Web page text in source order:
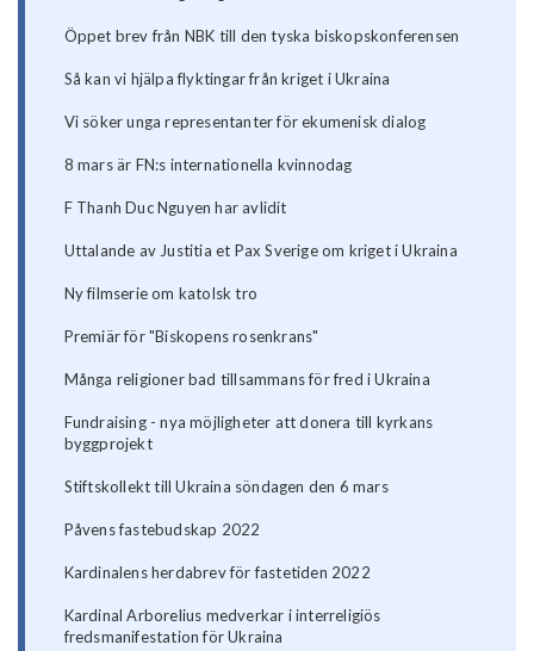
Öppet brev från NBK till den tyska biskopskonferensen
Så kan vi hjälpa flyktingar från kriget i Ukraina
Vi söker unga representanter för ekumenisk dialog
8 mars är FN:s internationella kvinnodag
F Thanh Duc Nguyen har avlidit
Uttalande av Justitia et Pax Sverige om kriget i Ukraina
Ny filmserie om katolsk tro
Premiär för "Biskopens rosenkrans"
Många religioner bad tillsammans för fred i Ukraina
Fundraising - nya möjligheter att donera till kyrkans
byggprojekt
Stiftskollekt till Ukraina söndagen den 6 mars
Påvens fastebudskap 2022
Kardinalens herdabrev för fastetiden 2022
Kardinal Arborelius medverkar i interreligiös
fredsmanifestation för Ukraina